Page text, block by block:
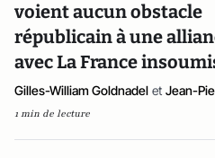
voient aucun obstacle
républicain à une
avec La France
Gilles-William Goldnadel et Jean-
1 min de lecture